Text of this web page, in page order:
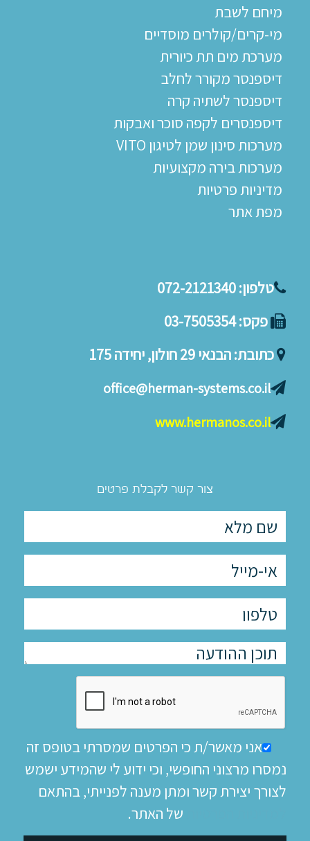
מיחם לשבת
מי-קרים/קולרים מוסדיים
מערכת מים תת כיורית
דיספנסר מקורר לחלב
דיספנסר לשתיה קרה
דיספנסרים לקפה סוכר ואבקות
מערכות סינון שמן לטיגון VITO
מערכות בירה מקצועיות
מדיניות פרטיות
מפת אתר
טלפון:072-2121340
פקס:03-7505354
כתובת:הבנאי 29 חולון, יחידה 175
office@herman-systems.co.il
www.hermanos.co.il
צור קשר לקבלת פרטים
אני מאשר/ת כי הפרטים שמסרתי בטופס זה
נמסרו מרצוני החופשי, וכי ידוע לי שהמידע ישמש
לצורך יצירת קשר ומתן מענה לפנייתי, בהתאם
של האתר.